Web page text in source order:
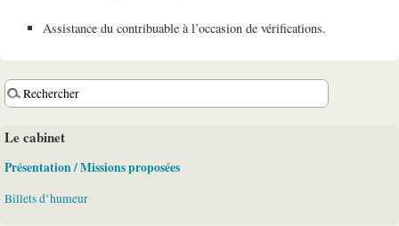
Assistance du contribuable à l’occasion de vérifications.
Le cabinet
Présentation / Missions proposées
Billets d’humeur